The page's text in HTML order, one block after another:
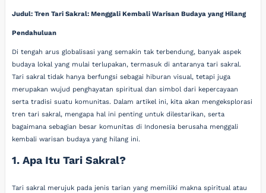
Judul: Tren Tari Sakral: Menggali Kembali Warisan Budaya yang Hilang
Pendahuluan
Di tengah arus globalisasi yang semakin tak terbendung, banyak aspek
budaya lokal yang mulai terlupakan, termasuk di antaranya tari sakral.
Tari sakral tidak hanya berfungsi sebagai hiburan visual, tetapi juga
merupakan wujud penghayatan spiritual dan simbol dari kepercayaan
serta tradisi suatu komunitas. Dalam artikel ini, kita akan mengeksplorasi
tren tari sakral, mengapa hal ini penting untuk dilestarikan, serta
bagaimana sebagian besar komunitas di Indonesia berusaha menggali
kembali warisan budaya yang hilang ini.
1. Apa Itu Tari Sakral?
Tari sakral merujuk pada jenis tarian yang memiliki makna spiritual atau